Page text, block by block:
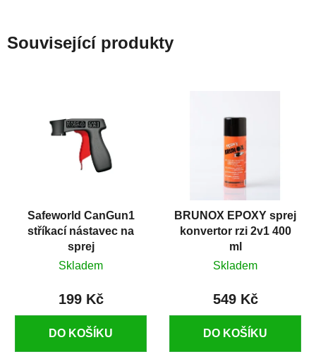
Související produkty
Safeworld CanGun1
stříkací nástavec na
sprej
Skladem
199 Kč
DO KOŠÍKU
BRUNOX EPOXY sprej
konvertor rzi 2v1 400
ml
Skladem
549 Kč
DO KOŠÍKU